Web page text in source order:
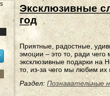
Эксклюзивные
год
Приятные, радостные,
эмоции – это то, ради
эксклюзивные подарки на
то, из-за чего мы любим их
Раздел: Познавательные